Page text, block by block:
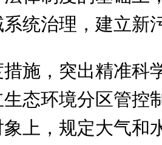
统治理，建立新
施，突出精准科
态环境分区管控
上，规定大气和